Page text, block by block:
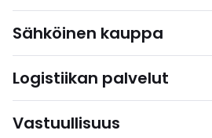
Sähköinen kauppa
Logistiikan palvelut
Vastuullisuus